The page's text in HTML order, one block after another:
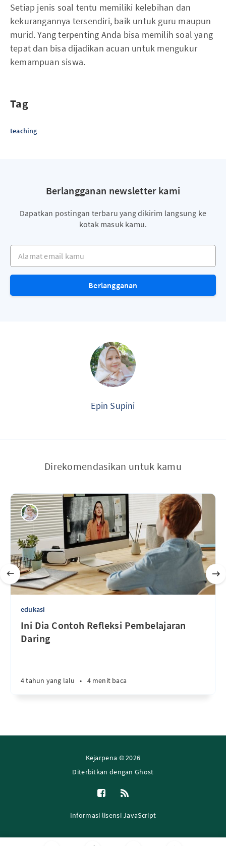
Setiap jenis soal tentu memiliki kelebihan dan
kekurangannya tersendiri, baik untuk guru maupun
murid. Yang terpenting Anda bisa memilih soal yang
tepat dan bisa dijadikan acuan untuk mengukur
kemampuan siswa.
Tag
teaching
Berlangganan newsletter kami
Dapatkan postingan terbaru yang dikirim langsung ke
kotak masuk kamu.
Alamat email kamu
Berlangganan
Epin Supini
Direkomendasikan untuk kamu
edukasi
Ini Dia Contoh Refleksi Pembelajaran
Daring
4 tahun yang lalu • 4 menit baca
Kejarpena © 2026
Diterbitkan denganGhost
Informasi lisensi JavaScript